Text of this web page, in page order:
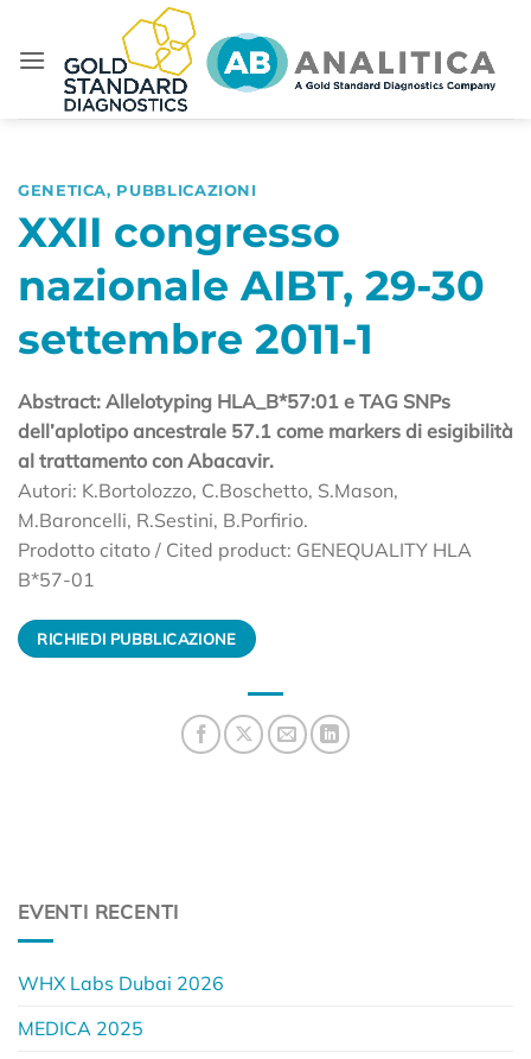
contenuti
GENETICA, PUBBLICAZIONI
XXII congresso
nazionale AIBT, 29-30
settembre 2011-1
Abstract: Allelotyping HLA_B*57:01 e TAG SNPs
dell’aplotipo ancestrale 57.1 come markers di esigibilità
al trattamento con Abacavir.
Autori: K.Bortolozzo, C.Boschetto, S.Mason,
M.Baroncelli, R.Sestini, B.Porfirio.
Prodotto citato / Cited product: GENEQUALITY HLA
B*57-01
RICHIEDI PUBBLICAZIONE
EVENTI RECENTI
WHX Labs Dubai 2026
MEDICA 2025